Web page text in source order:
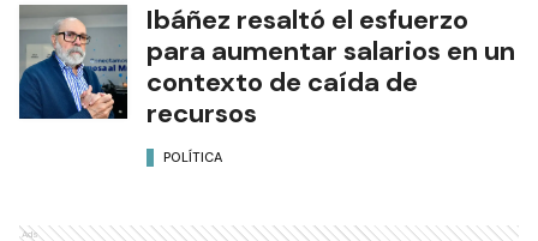
Ibáñez resaltó el esfuerzo
para aumentar salarios en un
contexto de caída de
recursos
POLÍTICA
Ads